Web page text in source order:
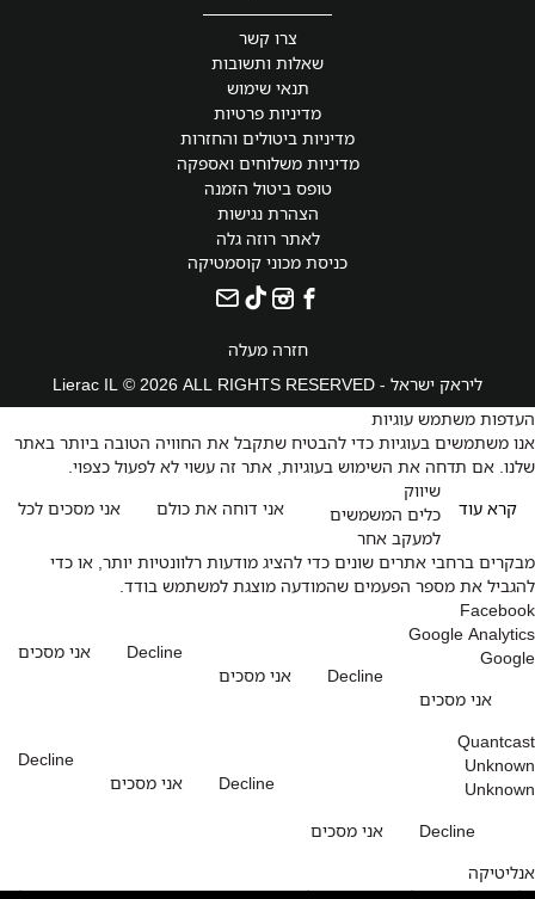
צרו קשר
שאלות ותשובות
תנאי שימוש
מדיניות פרטיות
מדיניות ביטולים והחזרות
מדיניות משלוחים ואספקה
טופס ביטול הזמנה
הצהרת נגישות
לאתר רוזה גלה
כניסת מכוני קוסמטיקה
חזרה מעלה
ליראק ישראל - Lierac IL © 2026 ALL RIGHTS RESERVED
העדפות משתמש עוגיות
אנו משתמשים בעוגיות כדי להבטיח שתקבל את החוויה הטובה ביותר באתר
שלנו. אם תדחה את השימוש בעוגיות, אתר זה עשוי לא לפעול כצפוי.
אני מסכים לכל
אני דוחה את כולם קרא עוד
שיווק
כלים המשמשים
למעקב אחר
מבקרים ברחבי אתרים שונים כדי להציג מודעות רלוונטיות יותר, או כדי
להגביל את מספר הפעמים שהמודעה מוצגת למשתמש בודד.
Facebook
אני מסכים
Decline
Google Analytics
אני מסכים
Decline
Google
אני מסכים
Decline
Quantcast
אני מסכים
Decline
Unknown
Unknown
אני מסכים
Decline
אנליטיקה